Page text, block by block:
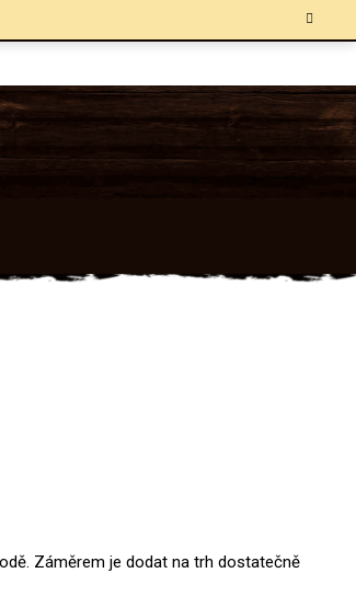
Záměrem je dodat na trh dostatečně